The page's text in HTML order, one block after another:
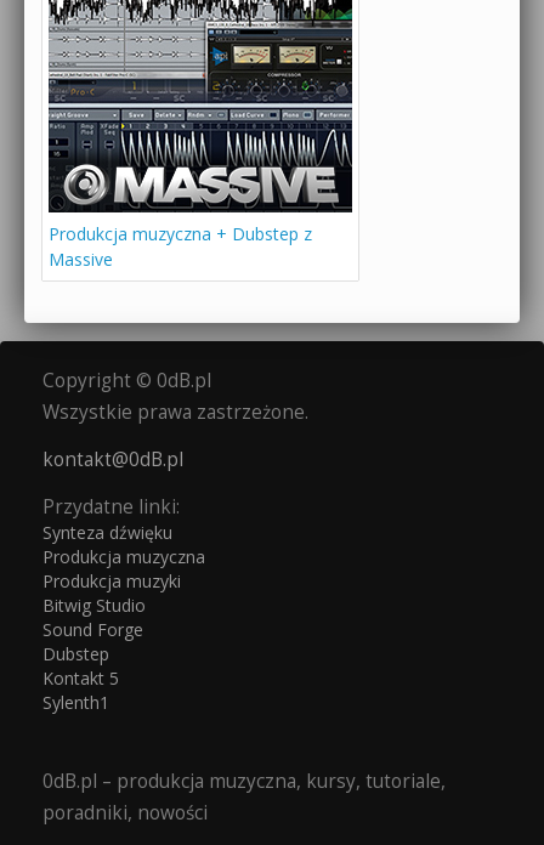
Produkcja muzyczna + Dubstep z
Massive
Copyright © 0dB.pl
Wszystkie prawa zastrzeżone.
kontakt@0dB.pl
Przydatne linki:
Synteza dźwięku
Produkcja muzyczna
Produkcja muzyki
Bitwig Studio
Sound Forge
Dubstep
Kontakt 5
Sylenth1
0dB.pl – produkcja muzyczna, kursy, tutoriale,
poradniki, nowości